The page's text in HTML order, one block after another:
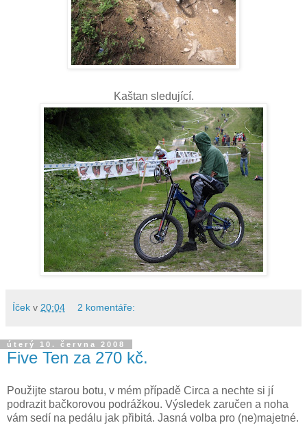
Kaštan sledující.
Íček v 20:04 2 komentáře:
úterý 10. června 2008
Five Ten za 270 kč.
Použijte starou botu, v mém případě Circa a nechte si jí
podrazit bačkorovou podrážkou. Výsledek zaručen a noha
vám sedí na pedálu jak přibitá. Jasná volba pro (ne)majetné.